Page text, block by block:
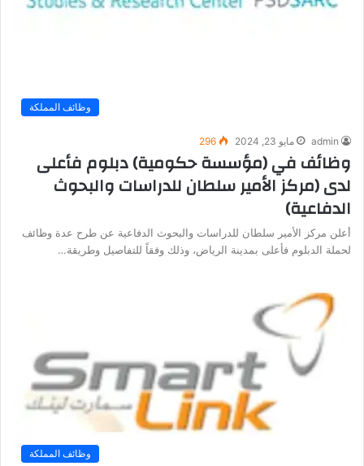
وظائف المملكة
admin مايو 23, 2024 296
وظائف في (مؤسسة حكومية) دبلوم فأعلى
لدى (مركز الأمير سلطان للدراسات والبحوث
الدفاعية)
أعلن مركز الأمير سلطان للدراسات والبحوث الدفاعية عن طرح عدة وظائف
لحملة الدبلوم فأعلى بمدينة الرياض، وذلك وفقاً للتفاصيل وطريقة…
وظائف المملكة